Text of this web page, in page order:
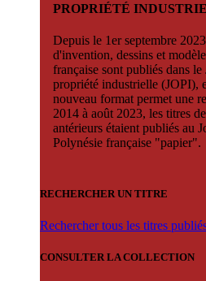
PROPRIÉTÉ
Depuis le 1er septembre
d'invention, dessins et
française sont publiés dans
propriété industrielle (JOPI),
nouveau format permet une
2014 à août 2023, les titres
antérieurs étaient publiés au
Polynésie française "papier".
RECHERCHER UN TITRE
Rechercher tous les titres
CONSULTER LA COLLECTION